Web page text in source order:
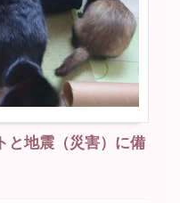
と地震（災害）に備